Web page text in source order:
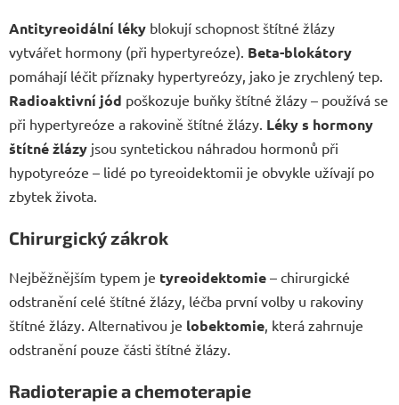
Antityreoidální léky blokují schopnost štítné žlázy
vytvářet hormony (při hypertyreóze). Beta-blokátory
pomáhají léčit příznaky hypertyreózy, jako je zrychlený tep.
Radioaktivní jód poškozuje buňky štítné žlázy – používá se
při hypertyreóze a rakovině štítné žlázy. Léky s hormony
štítné žlázy jsou syntetickou náhradou hormonů při
hypotyreóze – lidé po tyreoidektomii je obvykle užívají po
zbytek života.
Chirurgický zákrok
Nejběžnějším typem je tyreoidektomie – chirurgické
odstranění celé štítné žlázy, léčba první volby u rakoviny
štítné žlázy. Alternativou je lobektomie , která zahrnuje
odstranění pouze části štítné žlázy.
Radioterapie a chemoterapie